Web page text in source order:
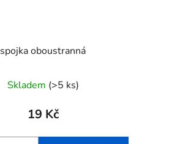
spojka oboustranná
Skladem (>5 ks)
19 Kč